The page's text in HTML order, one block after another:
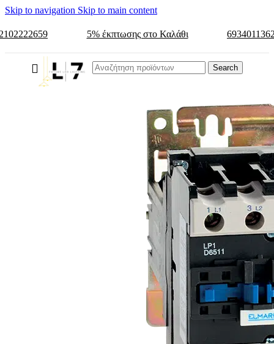
Skip to navigation Skip to main content
5% έκπτωσης στο Καλάθι
Search